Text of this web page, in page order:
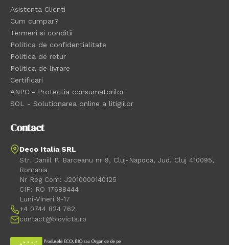
Asistenta Clienti
Cum cumpar?
Termeni si conditii
Politica de confidentialitate
Politica de retur
Politica de livrare
Certificari
ANPC - Protectia consumatorilor
SOL - Solutionarea online a litigiilor
Contact
Deco Italia SRL
Str. Daniil P. Barceanu nr 9, Cluj-Napoca, Jud. Cluj 410095,
Romania
Nr Reg Com: J2010000140125
CIF: RO 17688444
Luni-Vineri 9-17
+4 0744 824 762
contact@biovicta.ro